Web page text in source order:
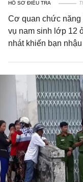
HỒ SƠ ĐIỀU TRA
Cơ quan chức
vụ nam sinh lớp 12
nhát khiến bạn